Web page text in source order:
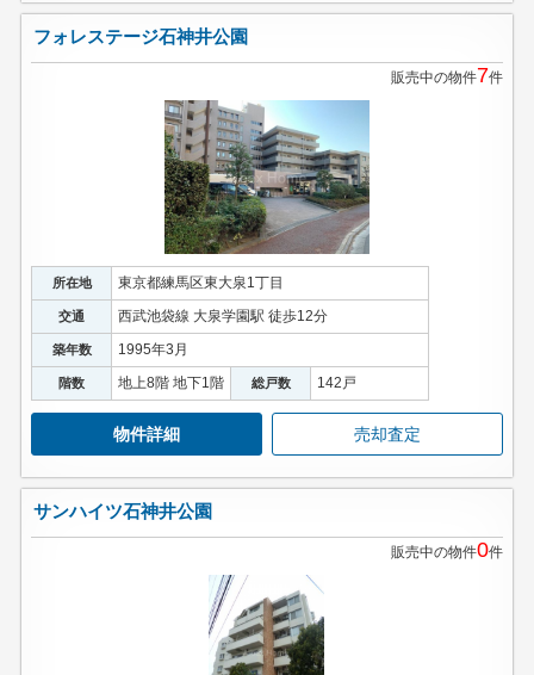
フォレステージ石神井公園
販売中の物件7件
所在地 東京都練馬区東大泉1丁目
交通 西武池袋線 大泉学園駅 徒歩12分
築年数 1995年3月
階数 地上8階 地下1階 総戸数 142戸
物件詳細 売却査定
サンハイツ石神井公園
販売中の物件0件